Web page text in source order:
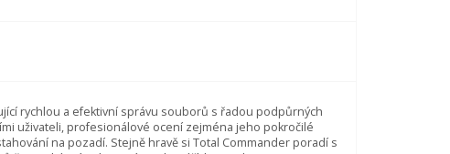
rychlou a efektivní správu souborů s řadou podpůrných
uživateli, profesionálové ocení zejména jeho pokročilé
na pozadí. Stejně hravě si Total Commander poradí s